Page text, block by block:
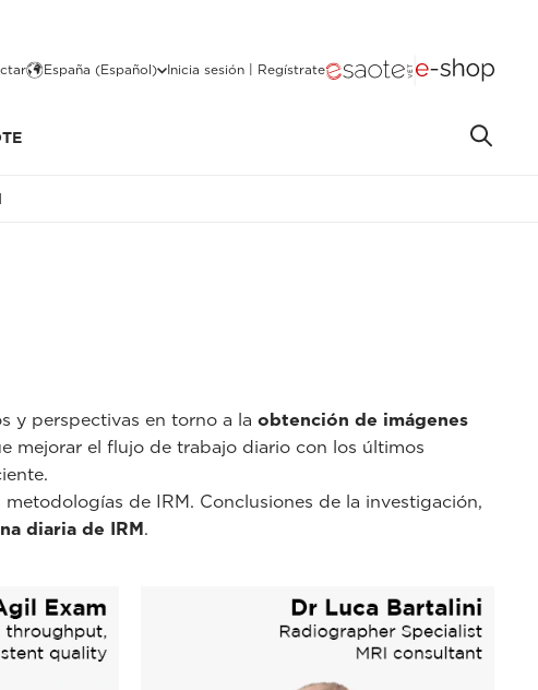
España (Español) Inicia sesión | Regístrate
y perspectivas en torno a la obtención de imágenes
mejorar el flujo de trabajo diario con los últimos
de IRM. Conclusiones de la investigación,
diaria de IRM.